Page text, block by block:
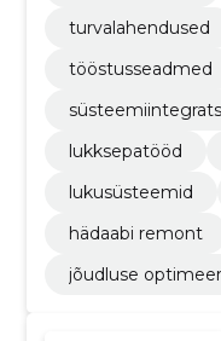
turvalahendused
tööstusseadmed
lukksepatööd
lukusüsteemid
hädaabi remont
jõudluse